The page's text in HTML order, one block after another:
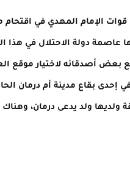
الإمام المهدي في اقتحام
دولة الاحتلال في هذا
بعض أصدقائه لاختيار موقع
بقاع مدينة أم درمان
ولد يدعى درمان، وهناك